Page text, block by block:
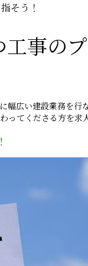
そう！
工事の
幅広い建設業務を行
ってくださる方を求